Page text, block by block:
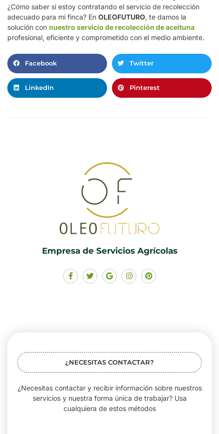
¿Cómo saber si estoy contratando el servicio de recolección
adecuado para mi finca? En OLEOFUTURO, te damos la
solución con nuestro servicio de recolección de aceituna
profesional, eficiente y comprometido con el medio ambiente.
Facebook Twitter
LinkedIn Pinterest
Empresa de Servicios Agrícolas
¿NECESITAS CONTACTAR?
¿Necesitas contactar y recibir información sobre nuestros
servicios y nuestra forma única de trabajar? Usa
cualquiera de estos métodos